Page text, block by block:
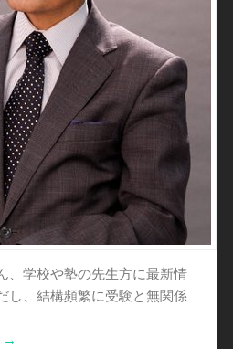
、学校や塾の先生方に最新情
し、結構頻繁に受験と無関係
→